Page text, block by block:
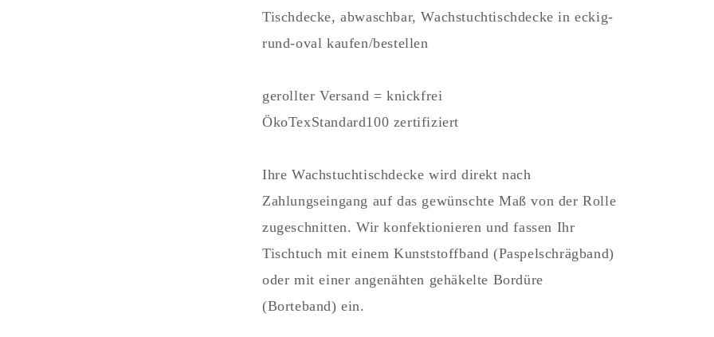
Tischdecke, abwaschbar, Wachstuchtischdeckein eckig-
rund-oval kaufen/bestellen
gerollter Versand = knickfrei
ÖkoTexStandard100 zertifiziert
Ihre Wachstuchtischdecke wird direkt nach
Zahlungseingang auf das gewünschte Maß von der Rolle
zugeschnitten. Wir konfektionieren und fassen Ihr
Tischtuch mit einem Kunststoffband (Paspelschrägband)
oder mit einer angenähten gehäkelte Bordüre
(Borteband) ein.